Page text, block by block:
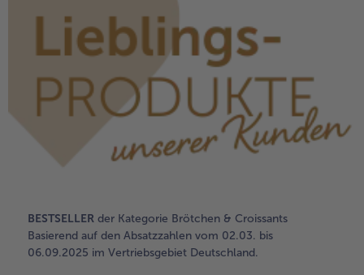
alle Brot & Brötchen
Kuchen & Torten
alle Kuchen & Torten
Süßspeisen
alle Süßspeisen
alle Obst
Küchenutensilien
alle Küchenutensilien
alle Für die Heißluftfritteuse
bofrost*free
bofrost*high Protein
alle bofrost*high Protein
alle bofrost*plus.
BESTSELLER der Kategorie Brötchen & Croissants
Basierend auf den Absatzzahlen vom 02.03. bis
06.09.2025 im Vertriebsgebiet Deutschland.